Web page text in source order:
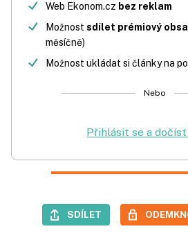
Web Ekonom.cz bez reklam
Možnost sdílet prémiový
měsíčně)
Možnost ukládat si články na
Nebo
Přihlásit se a
SDÍLET